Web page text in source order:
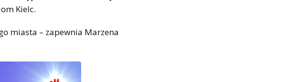
Kielc.
miasta – zapewnia Marzena